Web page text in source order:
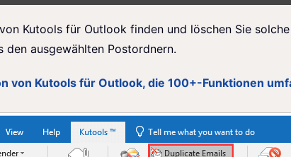
Kutools für Outlook finden und löschen Sie
ausgewählten Postordnern.
von Kutools für Outlook, die 100+-Funktionen